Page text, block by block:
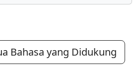
Bahasa yang Didukung